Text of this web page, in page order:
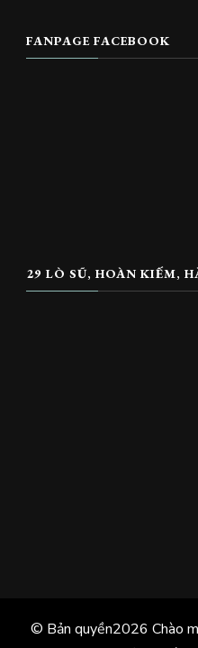
FANPAGE FACEBOOK
29 LÒ SŨ, HOÀN KIẾM,
© Bản quyền2026 Chào